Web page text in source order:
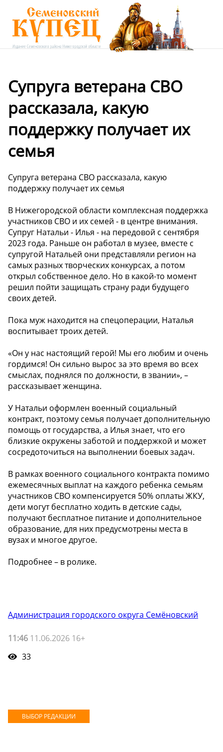
Супруга ветерана СВО
рассказала, какую
поддержку получает их
семья
Супруга ветерана СВО рассказала, какую
поддержку получает их семья
В Нижегородской области комплексная поддержка
участников СВО и их семей - в центре внимания.
Супруг Натальи - Илья - на передовой с сентября
2023 года. Раньше он работал в музее, вместе с
супругой Натальей они представляли регион на
самых разных творческих конкурсах, а потом
открыл собственное дело. Но в какой-то момент
решил пойти защищать страну ради будущего
своих детей.
Пока муж находится на спецоперации, Наталья
воспитывает троих детей.
«Он у нас настоящий герой! Мы его любим и очень
гордимся! Он сильно вырос за это время во всех
смыслах, поднялся по должности, в звании», –
рассказывает женщина.
У Натальи оформлен военный социальный
контракт, поэтому семья получает дополнительную
помощь от государства, а Илья знает, что его
близкие окружены заботой и поддержкой и может
сосредоточиться на выполнении боевых задач.
В рамках военного социального контракта помимо
ежемесячных выплат на каждого ребенка семьям
участников СВО компенсируется 50% оплаты ЖКУ,
дети могут бесплатно ходить в детские сады,
получают бесплатное питание и дополнительное
образование, для них предусмотрены места в
вузах и многое другое.
Подробнее – в ролике.
Администрация городского округа Семёновский
11:46 11.06.2026 16+
33
ВЫБОР РЕДАКЦИИ